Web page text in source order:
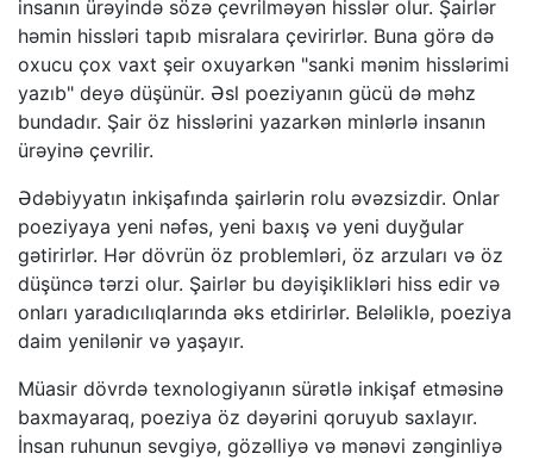
insanın ürəyində sözə çevrilməyən hisslər olur. Şairlər
həmin hissləri tapıb misralara çevirirlər. Buna görə də
oxucu çox vaxt şeir oxuyarkən "sanki mənim hisslərimi
yazıb" deyə düşünür. Əsl poeziyanın gücü də məhz
bundadır. Şair öz hisslərini yazarkən minlərlə insanın
ürəyinə çevrilir.
Ədəbiyyatın inkişafında şairlərin rolu əvəzsizdir. Onlar
poeziyaya yeni nəfəs, yeni baxış və yeni duyğular
gətirirlər. Hər dövrün öz problemləri, öz arzuları və öz
düşüncə tərzi olur. Şairlər bu dəyişiklikləri hiss edir və
onları yaradıcılıqlarında əks etdirirlər. Beləliklə, poeziya
daim yenilənir və yaşayır.
Müasir dövrdə texnologiyanın sürətlə inkişaf etməsinə
baxmayaraq, poeziya öz dəyərini qoruyub saxlayır.
İnsan ruhunun sevgiyə, gözəlliyə və mənəvi zənginliyə